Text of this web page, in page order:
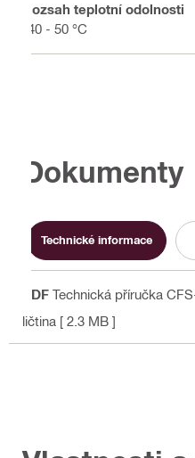
Rozsah teplotní odolnosti
-40 - 50 °C
Dokumenty
Technické informace
PDF Technická příručka
ličtina [ 2.3 MB ]